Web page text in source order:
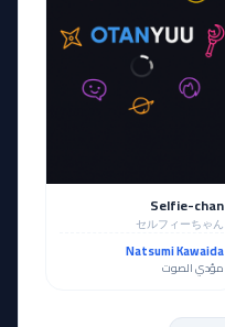
Selfie-chan
セルフィーちゃん
Natsumi Kawaida
مؤدي الصوت